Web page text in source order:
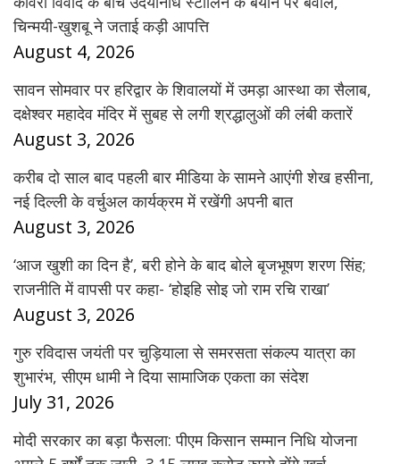
चिन्मयी-खुशबू ने जताई कड़ी आपत्ति
August 4, 2026
सावन सोमवार पर हरिद्वार के शिवालयों में उमड़ा आस्था का सैलाब,
दक्षेश्वर महादेव मंदिर में सुबह से लगी श्रद्धालुओं की लंबी कतारें
August 3, 2026
करीब दो साल बाद पहली बार मीडिया के सामने आएंगी शेख हसीना,
नई दिल्ली के वर्चुअल कार्यक्रम में रखेंगी अपनी बात
August 3, 2026
‘आज खुशी का दिन है’, बरी होने के बाद बोले बृजभूषण शरण सिंह;
राजनीति में वापसी पर कहा- ‘होइहि सोइ जो राम रचि राखा’
August 3, 2026
गुरु रविदास जयंती पर चुड़ियाला से समरसता संकल्प यात्रा का
शुभारंभ, सीएम धामी ने दिया सामाजिक एकता का संदेश
July 31, 2026
मोदी सरकार का बड़ा फैसला: पीएम किसान सम्मान निधि योजना